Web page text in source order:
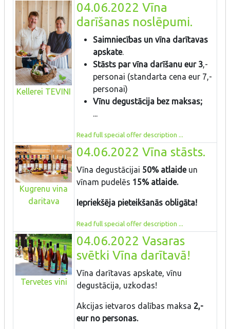
Kellerei TEVINI
04.06.2022 Vīna
darīšanas noslēpumi.
Saimniecības un vīna darītavas
apskate.
Stāsts par vīna darīšanu eur 3,-
personai (standarta cena eur 7,-
personai)
Vīnu degustācija bez maksas;
...
Read full special offer description ...
Kugrenu vina
daritava
04.06.2022 Vīna stāsts.
Vīna degustācijai 50% atlaideun
vīnam pudelēs 15% atlaide.
Iepriekšēja pieteikšanās obligāta!
Read full special offer description ...
Tervetes vini
04.06.2022 Vasaras
svētki Vīna darītavā!
Vīna darītavas apskate, vīnu
degustācija, uzkodas!
Akcijas ietvaros dalības maksa 2,-
eur no personas.